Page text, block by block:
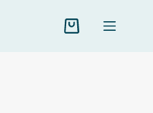
Carrello